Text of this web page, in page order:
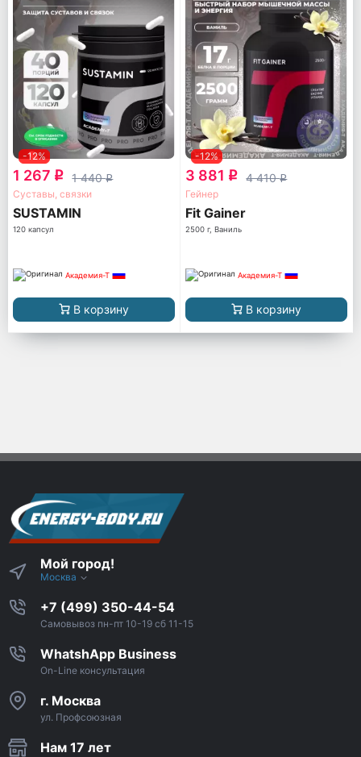
-12%
1 267 q 1 440q
Суставы, связки
SUSTAMIN
120 капсул
Академия-Т
В корзину
-12%
3 881 q 4 410q
Гейнер
Fit Gainer
2500 г, Ваниль
Академия-Т
В корзину
Мой город!
Москва
+7 (499) 350-44-54
Самовывоз пн-пт 10-19 сб 11-15
WhatshApp Business
On-Line консультация
г. Москва
ул. Профсоюзная
Нам 17 лет